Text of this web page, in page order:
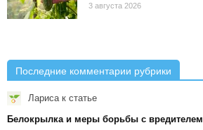
3 августа 2026
Последние комментарии рубрики
Лариса к статье
Белокрылка и меры борьбы с вредителем